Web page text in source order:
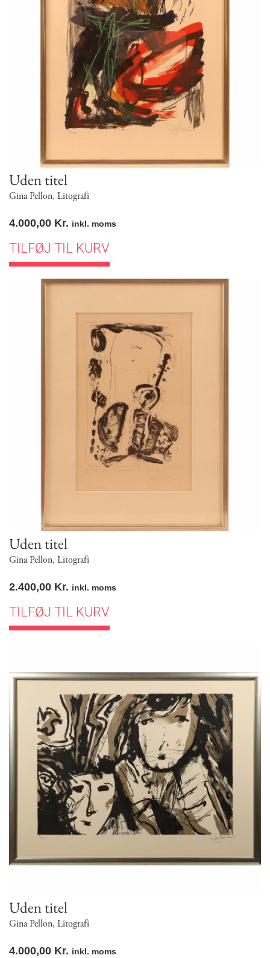
Uden titel
Gina Pellon, Litografi
4.000,00 Kr. inkl. moms
TILFØJ TIL KURV
Uden titel
Gina Pellon, Litografi
2.400,00 Kr. inkl. moms
TILFØJ TIL KURV
Uden titel
Gina Pellon, Litografi
4.000,00 Kr. inkl. moms